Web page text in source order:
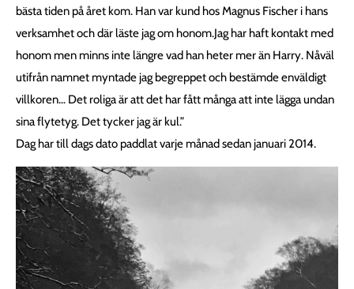
bästa tiden på året kom. Han var kund hos Magnus Fischer i hans
verksamhet och där läste jag om honom.Jag har haft kontakt med
honom men minns inte längre vad han heter mer än Harry. Nåväl
utifrån namnet myntade jag begreppet och bestämde enväldigt
villkoren… Det roliga är att det har fått många att inte lägga undan
sina flytetyg. Det tycker jag är kul.”
Dag har till dags dato paddlat varje månad sedan januari 2014.